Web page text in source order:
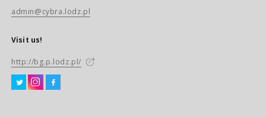
admin@cybra.lodz.pl
Visit us!
http://bg.p.lodz.pl/